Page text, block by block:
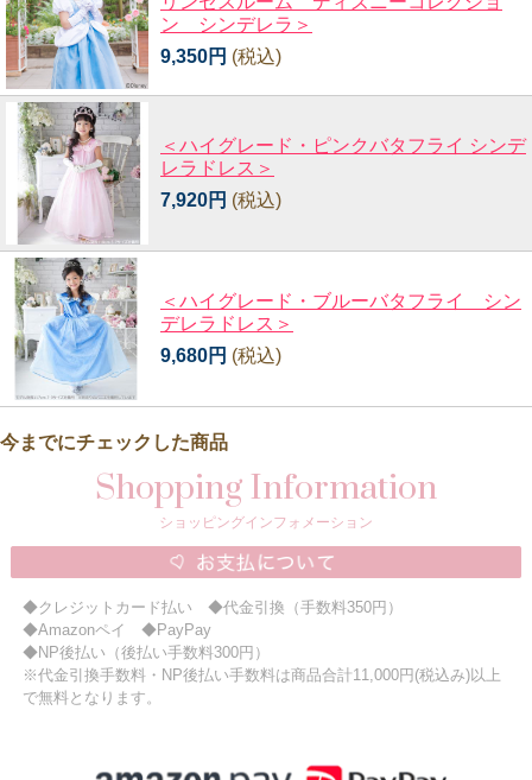
ン シンデレラ＞
9,350円 (税込)
＜ハイグレード・ピンクバタフライ シンデ
レラドレス＞
7,920円 (税込)
＜ハイグレード・ブルーバタフライ シン
デレラドレス＞
9,680円 (税込)
今までにチェックした商品
Shopping Information
ショッピングインフォメーション
◆クレジットカード払い ◆代金引換（手数料350円）
◆Amazonペイ ◆PayPay
◆NP後払い（後払い手数料300円）
※代金引換手数料・NP後払い手数料は商品合計11,000円(税込み)以上
で無料となります。